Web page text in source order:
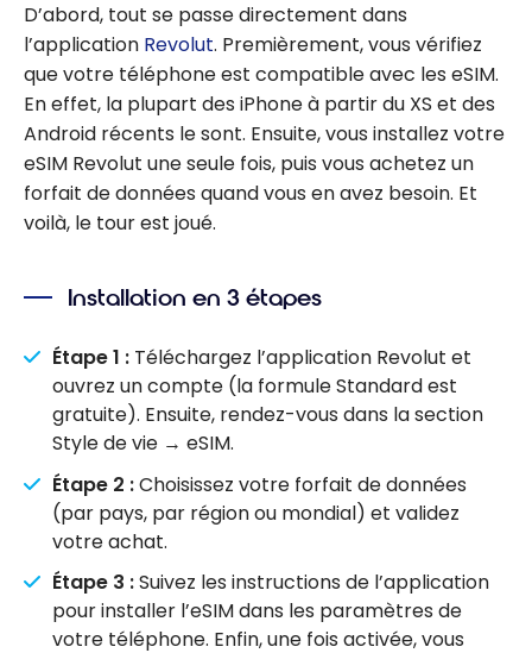
D’abord, tout se passe directement dans
l’application Revolut. Premièrement, vous vérifiez
que votre téléphone est compatible avec les eSIM.
En effet, la plupart des iPhone à partir du XS et des
Android récents le sont. Ensuite, vous installez votre
eSIM Revolut une seule fois, puis vous achetez un
forfait de données quand vous en avez besoin. Et
voilà, le tour est joué.
Installation en 3 étapes
Étape 1 : Téléchargez l’application Revolut et
ouvrez un compte (la formule Standard est
gratuite). Ensuite, rendez-vous dans la section
Style de vie → eSIM.
Étape 2 :Choisissez votre forfait de données
(par pays, par région ou mondial) et validez
votre achat.
Étape 3 :Suivez les instructions de l’application
pour installer l’eSIM dans les paramètres de
votre téléphone. Enfin, une fois activée, vous